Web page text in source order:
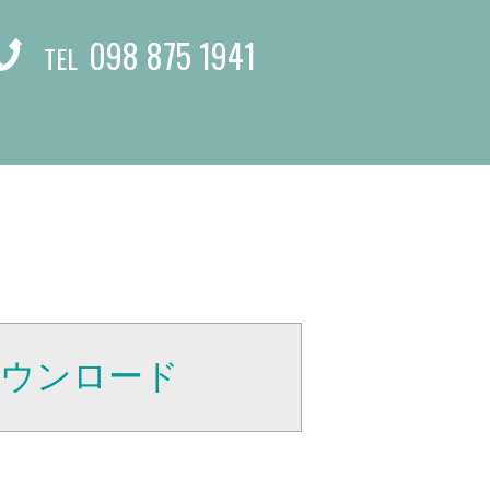
TEL 098 875 1941
ンロード